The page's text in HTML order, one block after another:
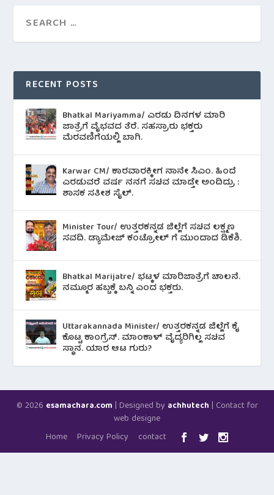
RECENT POSTS
Bhatkal Mariyamma/ ಎರಡು ದಿನಗಳ ಮಾರಿ
ಜಾತ್ರೆಗೆ ವೈಭವದ ತೆರೆ. ಸಹಸ್ರಾರು ಭಕ್ತರು
ಮೆರವಣಿಗೆಯಲ್ಲಿ ಬಾಗಿ.
Karwar CM/ ಕಾರವಾರಕ್ಕೀಗ ನಾನೇ ಸಿಎಂ. ಹಿಂದೆ
ಎರಡುವರೆ ವರ್ಷ ನನಗೆ ಸಚಿವ ಮಾಡ್ತೇ ಅಂದಿದ್ರು :
ಶಾಸಕ ಸತೀಶ ಸೈಲ್.
Minister Tour/ ಉತ್ತರಕನ್ನಡ ಜಿಲ್ಲೆಗೆ ಸಚಿವ ಲಕ್ಷ್ಮಣ
ಸವದಿ. ಡ್ಯಾಮೇಜ್ ಕಂಟ್ರೋಲ್ ಗೆ ಮುಂದಾದ ಡಿಕೆಶಿ.
Bhatkal Marijatre/ ಭಟ್ಕಳ ಮಾರಿಜಾತ್ರೆಗೆ ಚಾಲನೆ.
ನಮ್ಮೂರ ಹಬ್ಬಕ್ಕೆ ಬನ್ನಿ ಎಂದ ಭಕ್ತರು.
Uttarakannada Minister/ ಉತ್ತರಕನ್ನಡ ಜಿಲ್ಲೆಗೆ ಕೈ
ಕೊಟ್ಟ ಕಾಂಗ್ರೆಸ್. ಮಾಂಕಾಳ್ ವೈದ್ಯರಿಗಿಲ್ಲ ಸಚಿವ
ಸ್ಥಾನ. ಯಾರ ಆಟ ಗುರು?
© 2026 esamachara.com | Designed by achhutech | Contact for
web designe
Home
Privacy Policy contact